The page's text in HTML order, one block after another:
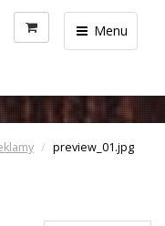
Menu
preview_01.jpg